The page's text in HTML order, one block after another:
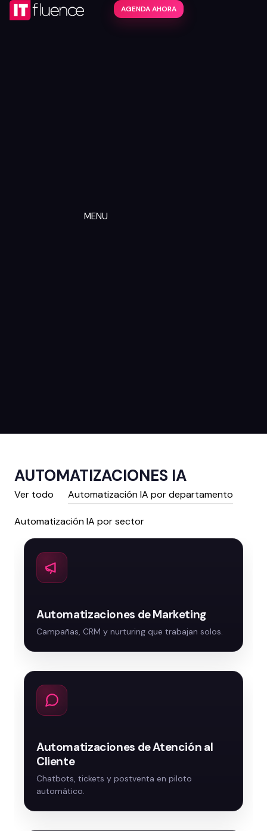
MENU
AGENDA AHORA
AUTOMATIZACIONES IA
Ver todo Automatización IA por departamento
Automatización IA por sector
Automatizaciones de Marketing
Automatizaciones de Atención al
Cliente